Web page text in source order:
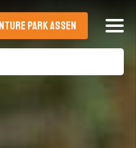
PARK ASSEN